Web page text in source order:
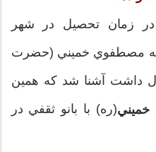
در زمان تحصيل در شهر
مصطفوي خميني (حضرت
كه در آن زمان 27 سال داشت آشنا شد كه همين
خميني(ره) با بانو ثقفي در